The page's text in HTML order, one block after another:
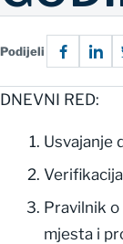
Podijeli
DNEVNI RED:
Usvajanje
Pravilnik
mjesta i